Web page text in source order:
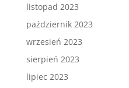
listopad 2023
październik 2023
wrzesień 2023
sierpień 2023
lipiec 2023